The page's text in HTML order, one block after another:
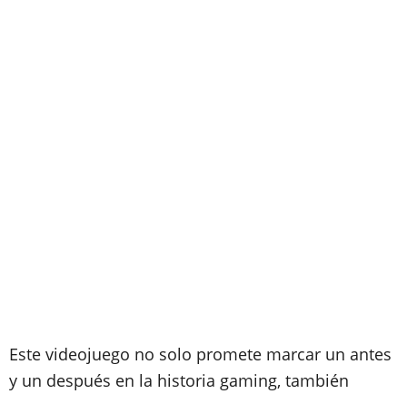
Este videojuego no solo promete marcar un antes
y un después en la historia gaming, también